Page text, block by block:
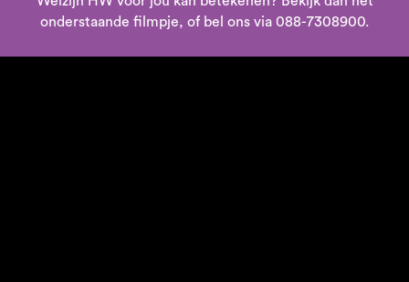
onderstaande filmpje, of bel ons via 088-7308900.